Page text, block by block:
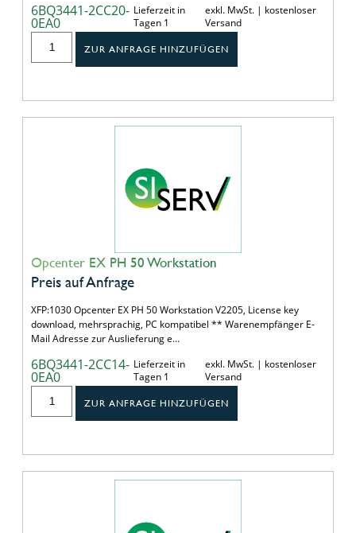
6BQ3441-2CC20-
0EA0
Lieferzeit in
Tagen 1
exkl. MwSt. | kostenloser
Versand
ZUR ANFRAGE HINZUFÜGEN
Opcenter EX PH 50 Workstation
Preis auf Anfrage
XFP:1030 Opcenter EX PH 50 Workstation V2205, License key
download, mehrsprachig, PC kompatibel ** Warenempfänger E-
Mail Adresse zur Auslieferung e…
6BQ3441-2CC14-
0EA0
Lieferzeit in
Tagen 1
exkl. MwSt. | kostenloser
Versand
ZUR ANFRAGE HINZUFÜGEN